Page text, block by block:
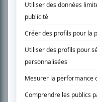
SUR LE RÉSEAU BIZZ MÉDIA
PLAN DU SITE
Accueil